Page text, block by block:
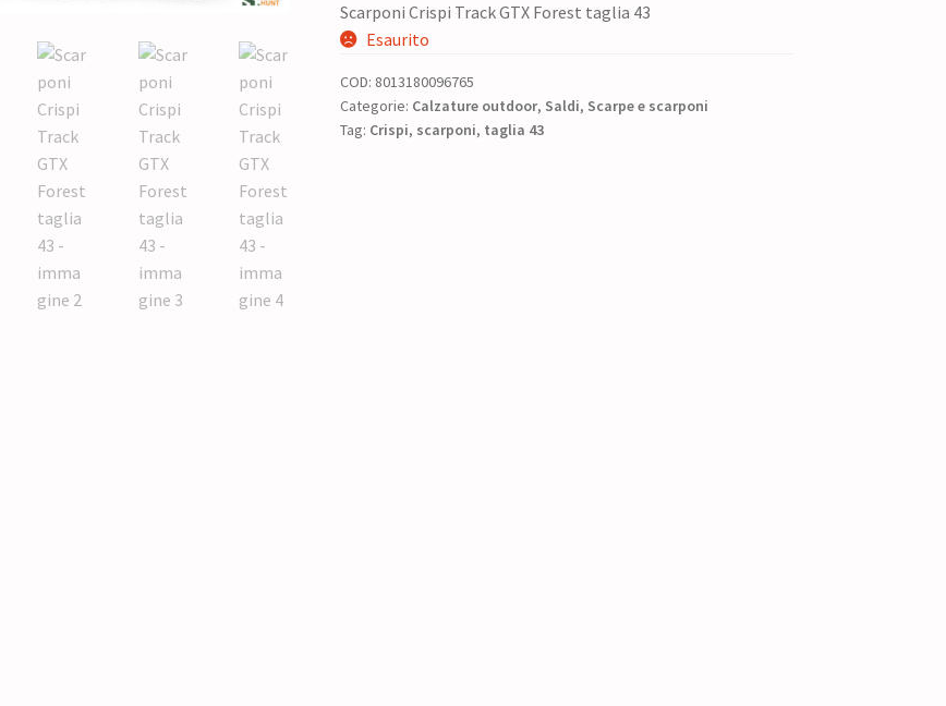
prezzo
era:
315,00 €.
prezzo
è:
252,00 €.
Scarponi Crispi Track GTX Forest taglia 43
Esaurito
COD: 8013180096765
Categorie: Calzature outdoor, Saldi, Scarpe e scarponi
Tag: Crispi, scarponi, taglia 43